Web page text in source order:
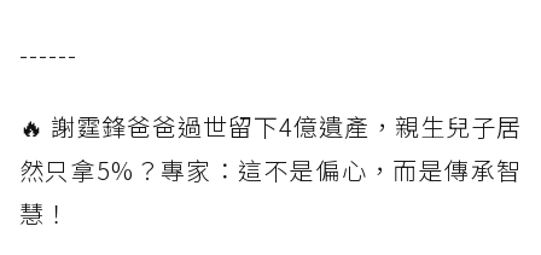
------
🔥 謝霆鋒爸爸過世留下4億遺產，親生兒子居
然只拿5%？專家：這不是偏心，而是傳承智
慧！